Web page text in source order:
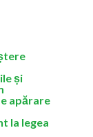
și
apărare
la legea